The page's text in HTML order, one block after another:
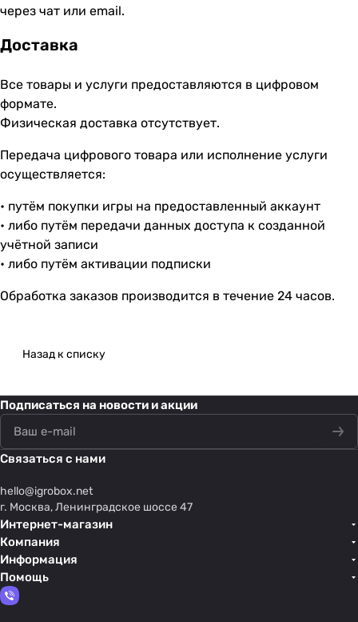
через чат или email.
Доставка
Все товары и услуги предоставляются в цифровом
формате.
Физическая доставка отсутствует.
Передача цифрового товара или исполнение услуги
осуществляется:
• путём покупки игры на предоставленный аккаунт
• либо путём передачи данных доступа к созданной
учётной записи
• либо путём активации подписки
Обработка заказов производится в течение 24 часов.
Назад к списку
Подписаться на новости и акции
Связаться с нами
hello@igrobox.net
г. Москва, Ленинградское шоссе 47
Интернет-магазин
Компания
Информация
Помощь